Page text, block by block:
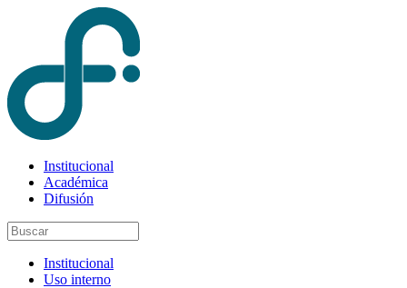
Institucional
Académica
Difusión
Institucional
Uso interno